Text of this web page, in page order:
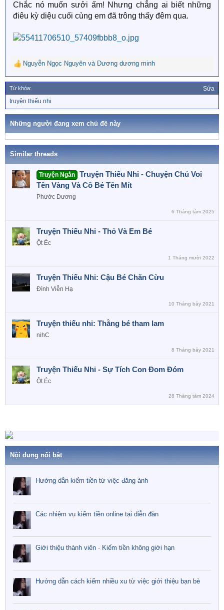
Chắc nó muốn sưởi ấm! Nhưng chẳng ai biết những
điêu kỳ diệu cuối cùng em đã trông thấy đêm qua.
R
e
a
c
t
o
s
Nguyễn Ngọc Nguyên và Dương dương minh
Từ khóa: Sửa
ừ
k
truyện thiếu nhi
Những người đang xem chủ đề này
Similar threads
Truyện Ngắn
Truyện Thiếu Nhi - Chuyện Chú Voi
Tên Vàng Và Cô Bé Tên Mít
Phước Dương
6 Tháng tám 2025
Truyện Thiếu Nhi - Thỏ Và Em Bé
Ột Éc
1 Tháng mười 2022
Truyện Thiếu Nhi: Cậu Bé Chăn Cừu
Đình Viễn Hạ
10 Tháng bảy 2021
Truyện thiếu nhi: Thằng bé tham lam
nihC
8 Tháng bảy 2021
Truyện Thiếu Nhi - Sự Tích Con Đom Đóm
Ột Éc
28 Tháng tám 2024
Nội dung nổi bật
Hướng dẫn kiếm tiền từ việc đăng ảnh
Các nhiệm vụ kiếm tiền online tại diễn đàn
Giới thiệu thành viên - Kiếm tiền không giới hạn
Hướng dẫn cách kiếm nhiều xu từ việc giới thiệu bạn bè